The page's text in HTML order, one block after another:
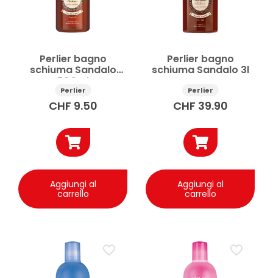
Perlier bagno
schiuma Sandalo
500ml
Perlier
CHF 9.50
Aggiungi al
carrello
Perlier bagno
schiuma Sandalo 3l
Perlier
CHF 39.90
Aggiungi al
carrello